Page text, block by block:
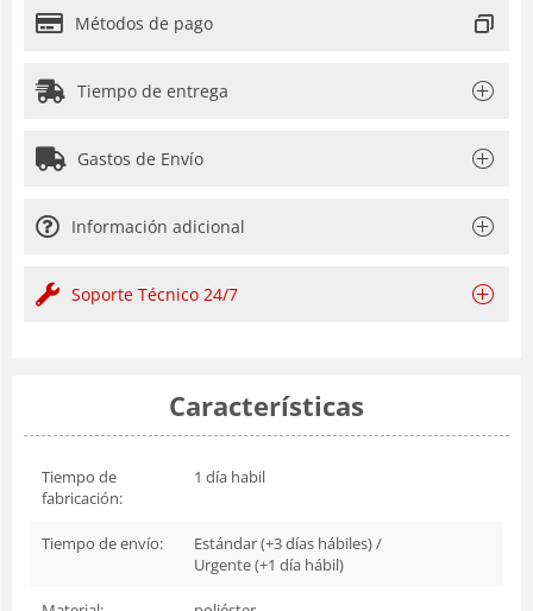
Métodos de pago
Tiempo de entrega
Gastos de Envío
Información adicional
Soporte Técnico 24/7
Características
Tiempo de
fabricación:
1 día habil
Tiempo de envío:
Estándar (+3 días hábiles) /
Urgente (+1 día hábil)